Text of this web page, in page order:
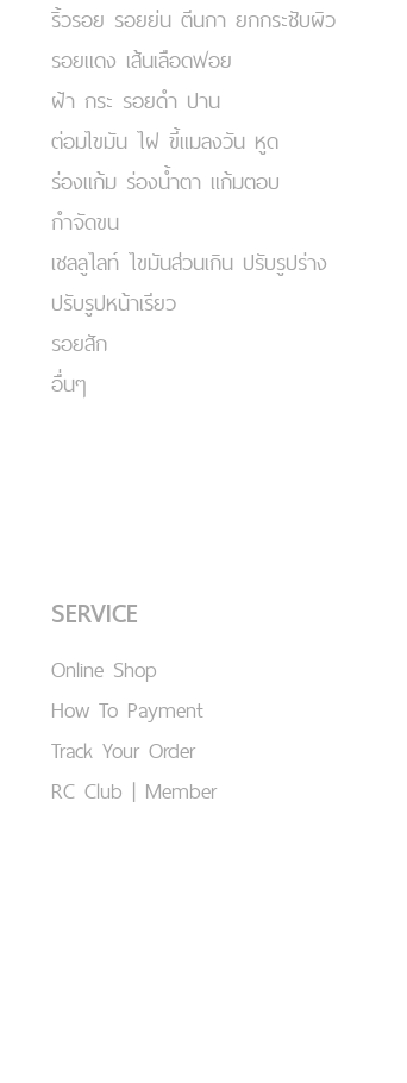
ริ้วรอย รอยย่น ตีนกา ยกกระชับผิว
รอยแดง เส้นเลือดฟอย
ฝ้า กระ รอยดำ ปาน
ต่อมไขมัน ไฝ ขี้แมลงวัน หูด
ร่องแก้ม ร่องน้ำตา แก้มตอบ
กำจัดขน
เชลลูไลท์ ไขมันส่วนเกิน ปรับรูปร่าง
ปรับรูปหน้าเรียว
รอยสัก
อื่นๆ
SERVICE
Online Shop
How To Payment
Track Your Order
RC Club | Member